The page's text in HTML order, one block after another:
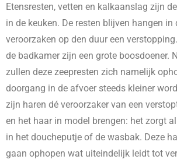
Etensresten, vetten en kalkaanslag zijn
in de keuken. De resten blijven hangen in
veroorzaken op den duur een
de badkamer zijn een grote boosdoener.
zullen deze zeepresten zich namelijk
doorgang in de afvoer steeds kleiner
zijn haren dé veroorzaker van een
en het haar in model brengen: het zorgt
in het doucheputje of de wasbak. Deze
gaan ophopen wat uiteindelijk leidt tot